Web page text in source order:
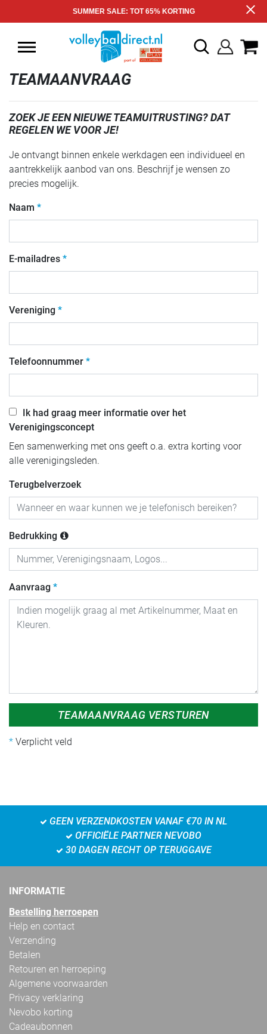
SUMMER SALE: TOT 65% KORTING
TEAMAANVRAAG
ZOEK JE EEN NIEUWE TEAMUITRUSTING? DAT
REGELEN WE VOOR JE!
Je ontvangt binnen enkele werkdagen een individueel en
aantrekkelijk aanbod van ons. Beschrijf je wensen zo
precies mogelijk.
Naam
E-mailadres
Vereniging
Telefoonnummer
Ik had graag meer informatie over het
Verenigingsconcept
Een samenwerking met ons geeft o.a. extra korting voor
alle verenigingsleden.
Terugbelverzoek
Bedrukking
Aanvraag
TEAMAANVRAAG VERSTUREN
Verplicht veld
GEEN VERZENDKOSTEN VANAF €70 IN NL
OFFICIËLE PARTNER NEVOBO
30 DAGEN RECHT OP TERUGGAVE
INFORMATIE
Bestelling herroepen
Help en contact
Verzending
Betalen
Retouren en herroeping
Algemene voorwaarden
Privacy verklaring
Nevobo korting
Cadeaubonnen